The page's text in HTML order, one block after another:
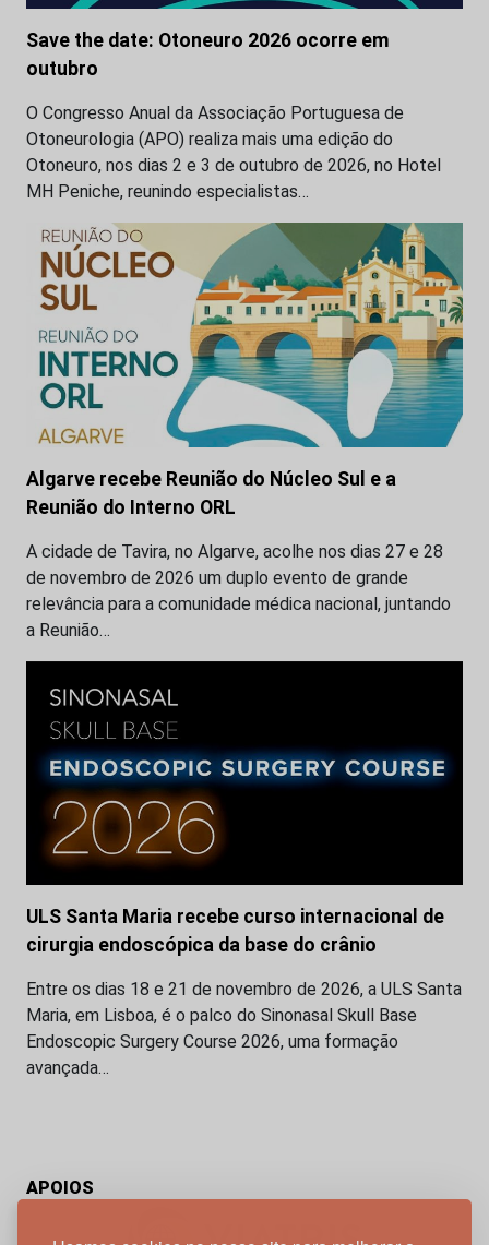
Save the date: Otoneuro 2026 ocorre em
outubro
O Congresso Anual da Associação Portuguesa de
Otoneurologia (APO) realiza mais uma edição do
Otoneuro, nos dias 2 e 3 de outubro de 2026, no Hotel
MH Peniche, reunindo especialistas…
Algarve recebe Reunião do Núcleo Sul e a
Reunião do Interno ORL
A cidade de Tavira, no Algarve, acolhe nos dias 27 e 28
de novembro de 2026 um duplo evento de grande
relevância para a comunidade médica nacional, juntando
a Reunião…
ULS Santa Maria recebe curso internacional de
cirurgia endoscópica da base do crânio
Entre os dias 18 e 21 de novembro de 2026, a ULS Santa
Maria, em Lisboa, é o palco do Sinonasal Skull Base
Endoscopic Surgery Course 2026, uma formação
avançada…
APOIOS